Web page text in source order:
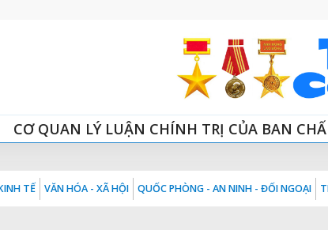
CƠ QUAN LÝ LUẬN CHÍNH TRỊ CỦA BAN
TẾ VĂN HÓA - XÃ HỘI QUỐC PHÒNG - AN NINH - ĐỐI NGOẠI